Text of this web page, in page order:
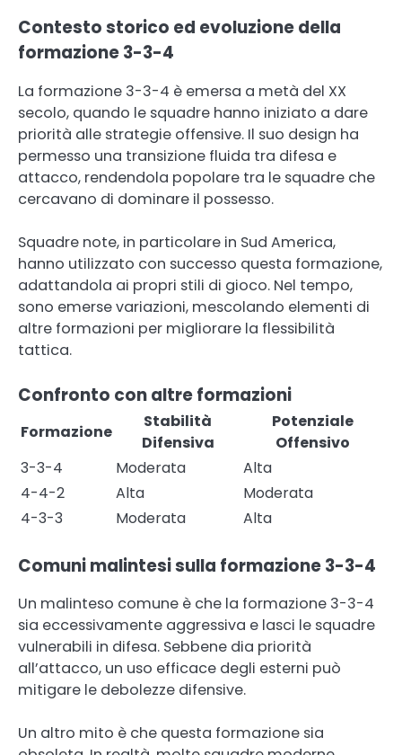
Contesto storico ed evoluzione della
formazione 3-3-4
La formazione 3-3-4 è emersa a metà del XX
secolo, quando le squadre hanno iniziato a dare
priorità alle strategie offensive. Il suo design ha
permesso una transizione fluida tra difesa e
attacco, rendendola popolare tra le squadre che
cercavano di dominare il possesso.
Squadre note, in particolare in Sud America,
hanno utilizzato con successo questa formazione,
adattandola ai propri stili di gioco. Nel tempo,
sono emerse variazioni, mescolando elementi di
altre formazioni per migliorare la flessibilità
tattica.
Confronto con altre formazioni
Formazione
Stabilità
Difensiva
Potenziale
Offensivo
3-3-4
Moderata
Alta
4-4-2
Alta
Moderata
4-3-3
Moderata Alta
Comuni malintesi sulla formazione 3-3-4
Un malinteso comune è che la formazione 3-3-4
sia eccessivamente aggressiva e lasci le squadre
vulnerabili in difesa. Sebbene dia priorità
all’attacco, un uso efficace degli esterni può
mitigare le debolezze difensive.
Un altro mito è che questa formazione sia